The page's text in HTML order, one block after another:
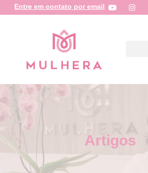
Entre em contato por email
Artigos